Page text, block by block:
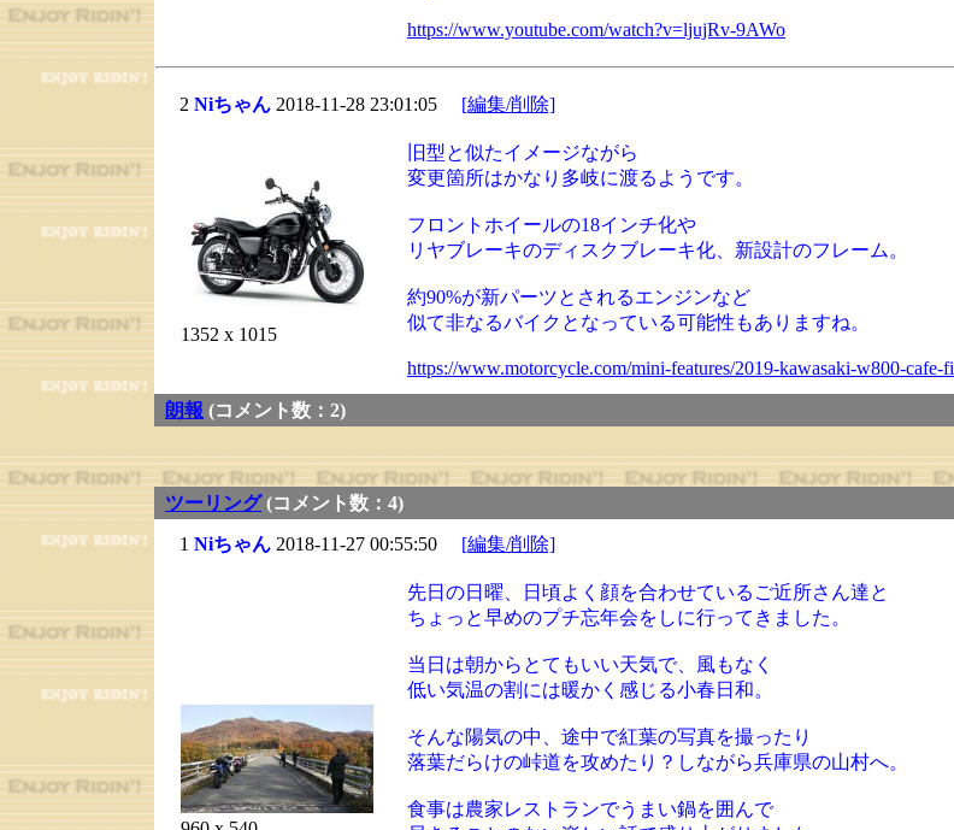
https://www.youtube.com/watch?v=ljujRv-9AWo
2 Niちゃん 2018-11-28 23:01:05 [編集/削除]
1352 x 1015
旧型と似たイメージながら
変更箇所はかなり多岐に渡るようです。
フロントホイールの18インチ化や
リヤブレーキのディスクブレーキ化、新設計のフレーム。
約90%が新パーツとされるエンジンなど
似て非なるバイクとなっている可能性もありますね。
https://www.motorcycle.com/mini-features/2019-kawasaki-w800-cafe-
朗報 (コメント数：2)
ツーリング(コメント数：4)
1 Niちゃん 2018-11-27 00:55:50 [編集/削除]
先日の日曜、日頃よく顔を合わせているご近所さん達と
ちょっと早めのプチ忘年会をしに行ってきました。
当日は朝からとてもいい天気で、風もなく
低い気温の割には暖かく感じる小春日和。
そんな陽気の中、途中で紅葉の写真を撮ったり
落葉だらけの峠道を攻めたり？しながら兵庫県の山村へ。
食事は農家レストランでうまい鍋を囲んで